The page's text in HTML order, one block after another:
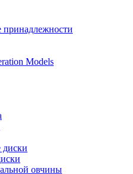
принадлежности
Models
диски
овчины